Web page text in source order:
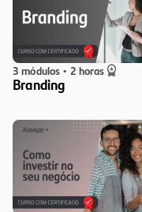
3 módulos • 2 horas
Branding